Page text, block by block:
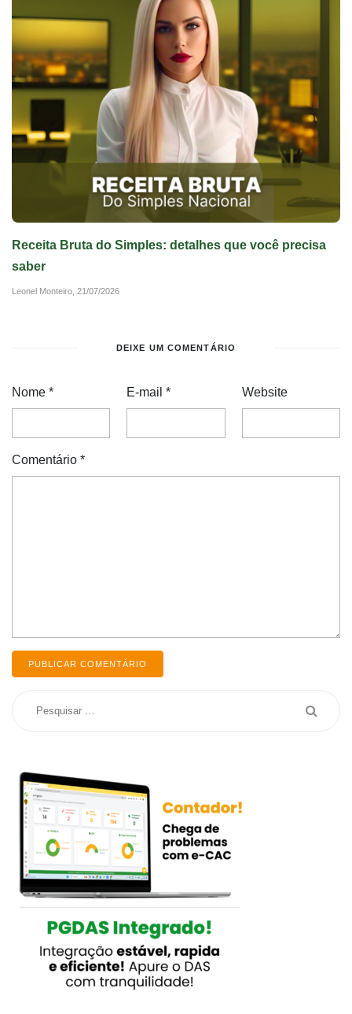
Receita Bruta do Simples: detalhes que você precisa
saber
Leonel Monteiro, 21/07/2026
DEIXE UM COMENTÁRIO
Nome * E-mail* Website
Comentário *